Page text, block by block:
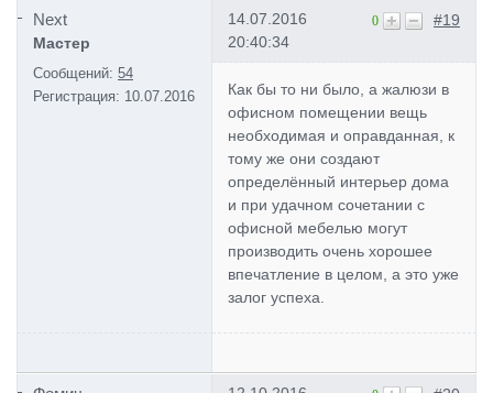
Next
Мастер
Сообщений: 54
Регистрация: 10.07.2016
#19
0
14.07.2016
20:40:34
Как бы то ни было, а жалюзи в
офисном помещении вещь
необходимая и оправданная, к
тому же они создают
определённый интерьер дома
и при удачном сочетании с
офисной мебелью могут
производить очень хорошее
впечатление в целом, а это уже
залог успеха.